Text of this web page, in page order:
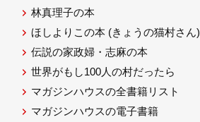
林真理子の本
ほしよりこの本 (きょうの猫村さん)
伝説の家政婦・志麻の本
世界がもし100人の村だったら
マガジンハウスの全書籍リスト
マガジンハウスの電子書籍